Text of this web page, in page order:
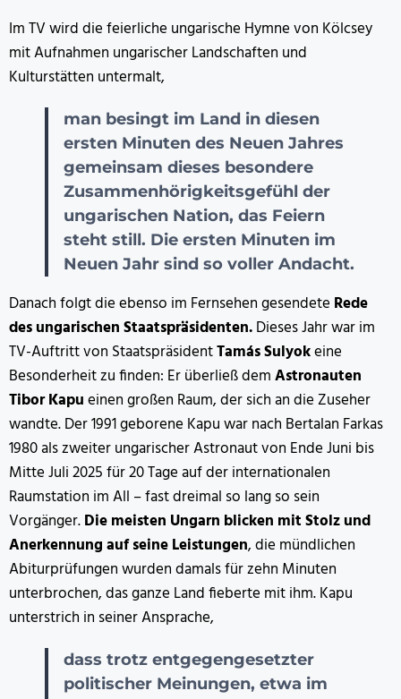
Im TV wird die feierliche ungarische Hymne von Kölcsey
mit Aufnahmen ungarischer Landschaften und
Kulturstätten untermalt,
man besingt im Land in diesen
ersten Minuten des Neuen Jahres
gemeinsam dieses besondere
Zusammenhörigkeitsgefühl der
ungarischen Nation, das Feiern
steht still. Die ersten Minuten im
Neuen Jahr sind so voller Andacht.
Danach folgt die ebenso im Fernsehen gesendete Rede
des ungarischen Staatspräsidenten.Dieses Jahr war im
TV-Auftritt von StaatspräsidentTamás Sulyokeine
Besonderheit zu finden: Er überließ demAstronauten
Tibor Kapueinen großen Raum, der sich an die Zuseher
wandte. Der 1991 geborene Kapu war nach Bertalan Farkas
1980 als zweiter ungarischer Astronaut von Ende Juni bis
Mitte Juli 2025 für 20 Tage auf der internationalen
Raumstation im All – fast dreimal so lang so sein
Vorgänger.Die meisten Ungarn blicken mit Stolz und
Anerkennung auf seine Leistungen, die mündlichen
Abiturprüfungen wurden damals für zehn Minuten
unterbrochen, das ganze Land fieberte mit ihm. Kapu
unterstrich in seiner Ansprache,
dass trotz entgegengesetzter
politischer Meinungen, etwa im